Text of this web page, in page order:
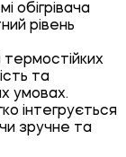
обігрівача
рівень
термостійких
та
умовах.
інтегрується
зручне та